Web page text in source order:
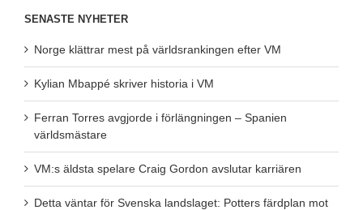
SENASTE NYHETER
Norge klättrar mest på världsrankingen efter VM
Kylian Mbappé skriver historia i VM
Ferran Torres avgjorde i förlängningen – Spanien
världsmästare
VM:s äldsta spelare Craig Gordon avslutar karriären
Detta väntar för Svenska landslaget: Potters färdplan mot